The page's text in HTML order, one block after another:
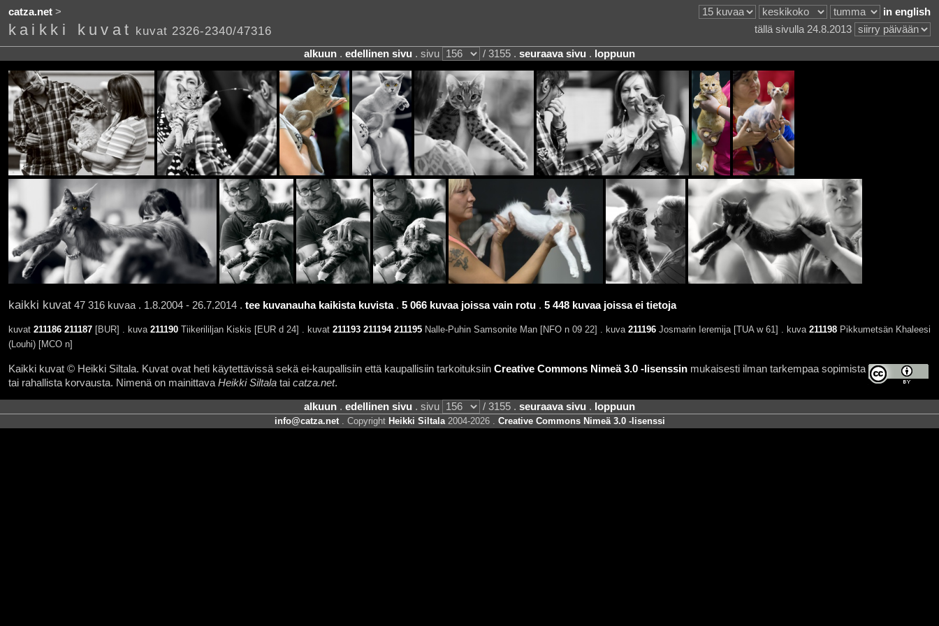
catza.net> in english
kaikki kuvat kuvat 2326-2340/47316 tällä sivulla 24.8.2013
alkuun . edellinen sivu . sivu / 3155 . seuraava sivu . loppuun
kaikki kuvat47 316 kuvaa . 1.8.2004 - 26.7.2014 . tee kuvanauha kaikista kuvista. 5 066 kuvaa joissa vain rotu. 5 448 kuvaa joissa ei tietoja
kuvat 211186 211187[BUR] . kuva 211190Tiikerililjan Kiskis [EUR d 24] . kuvat 211193 211194 211195Nalle-Puhin Samsonite Man [NFO n 09 22] . kuva 211196Josmarin Ieremija [TUA w 61] . kuva 211198Pikkumetsän Khaleesi
(Louhi) [MCO n]
Kaikki kuvat © Heikki Siltala. Kuvat ovat heti käytettävissä sekä ei-kaupallisiin että kaupallisiin tarkoituksiin Creative Commons Nimeä 3.0 -lisenssinmukaisesti ilman tarkempaa sopimista
tai rahallista korvausta. Nimenä on mainittava Heikki Siltalatai catza.net.
alkuun . edellinen sivu . sivu / 3155 . seuraava sivu . loppuun
info@catza.net. Copyright Heikki Siltala2004-2026 . Creative Commons Nimeä 3.0 -lisenssi